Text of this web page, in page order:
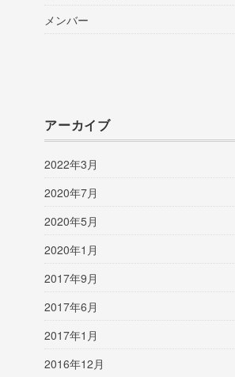
メンバー
アーカイブ
2022年3月
2020年7月
2020年5月
2020年1月
2017年9月
2017年6月
2017年1月
2016年12月